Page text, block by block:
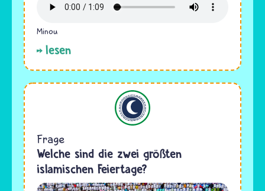
Minou
lesen
Frage
Welche sind die zwei größten
islamischen Feiertage?